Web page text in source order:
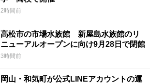
2時間前
高松市の市場水族館 新屋島水族館のリ
ニューアルオープンに向け9月28日で閉館
3時間前
岡山・和気町が公式LINEアカウントの運